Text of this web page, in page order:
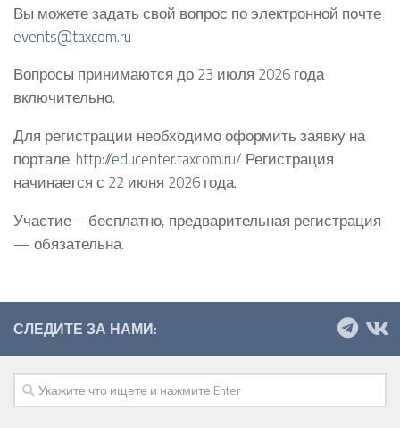
Вы можете задать свой вопрос по электронной почте
events@taxcom.ru
Вопросы принимаются до 23 июля 2026 года
включительно.
Для регистрации необходимо оформить заявку на
портале: http://educenter.taxcom.ru/ Регистрация
начинается с 22 июня 2026 года.
Участие – бесплатно, предварительная регистрация
— обязательна.
СЛЕДИТЕ ЗА НАМИ: